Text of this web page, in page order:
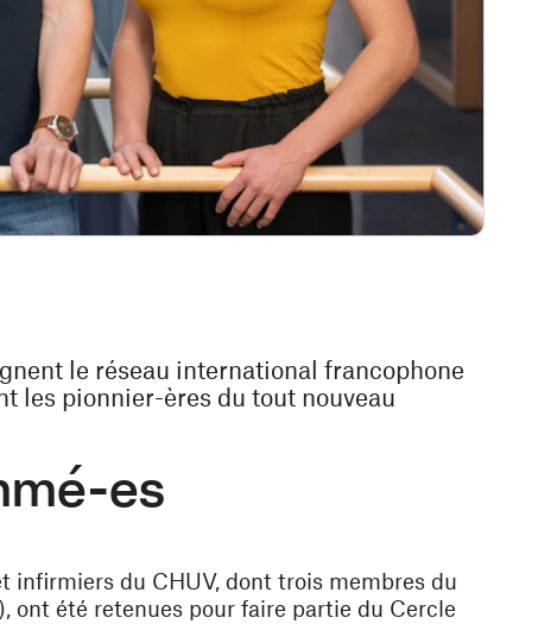
le réseau international francophone
les pionnier-ères du tout nouveau
es
infirmiers du CHUV, dont trois membres du
ont été retenues pour faire partie du Cercle